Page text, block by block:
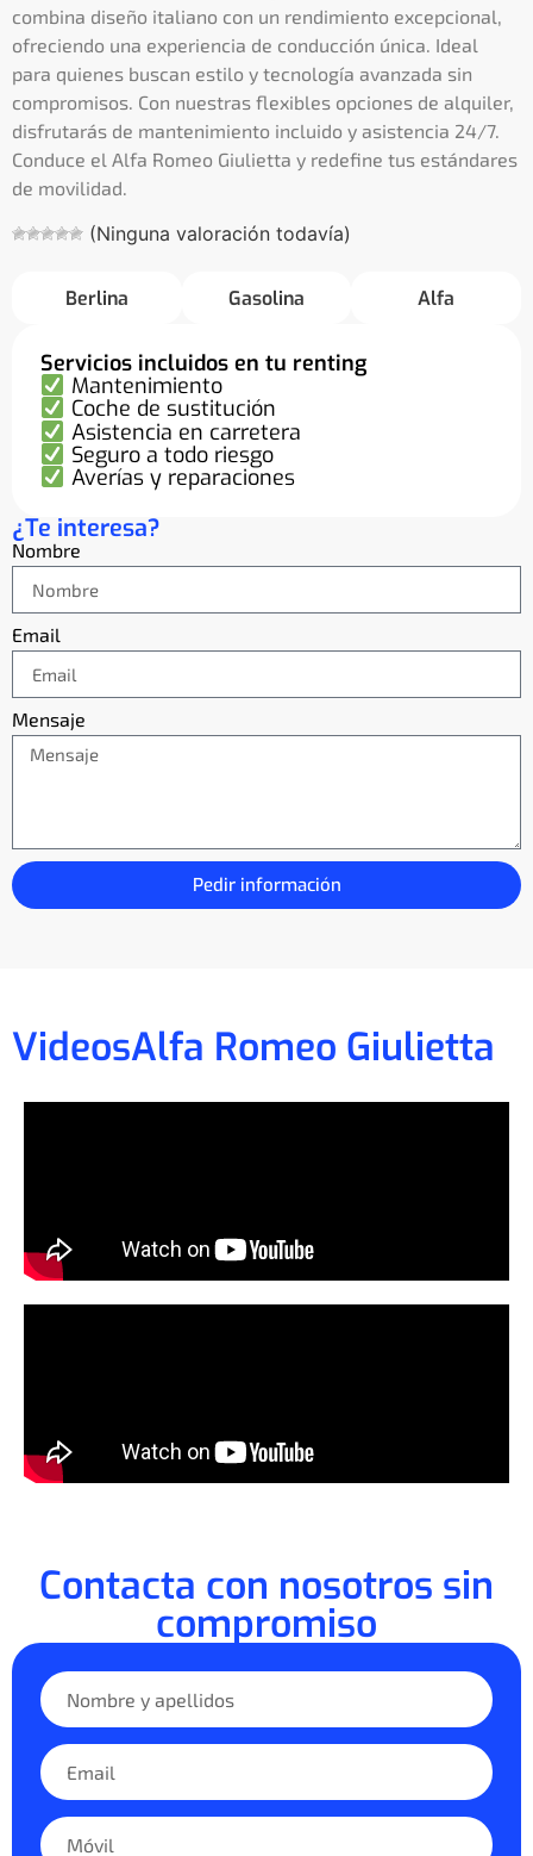
combina diseño italiano con un rendimiento excepcional,
ofreciendo una experiencia de conducción única. Ideal
para quienes buscan estilo y tecnología avanzada sin
compromisos. Con nuestras flexibles opciones de alquiler,
disfrutarás de mantenimiento incluido y asistencia 24/7.
Conduce el Alfa Romeo Giulietta y redefine tus estándares
de movilidad.
(Ninguna valoración todavía)
Berlina Gasolina Alfa
Servicios incluidos en tu renting
Mantenimiento
Coche de sustitución
Asistencia en carretera
Seguro a todo riesgo
Averías y reparaciones
¿Te interesa?
Nombre
Email
Mensaje
Pedir información
VideosAlfa Romeo Giulietta
Contacta con nosotros sin
compromiso